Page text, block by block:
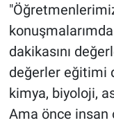
dakikasını
değerler eğitimi
kimya, biyoloji,
Ama önce insan